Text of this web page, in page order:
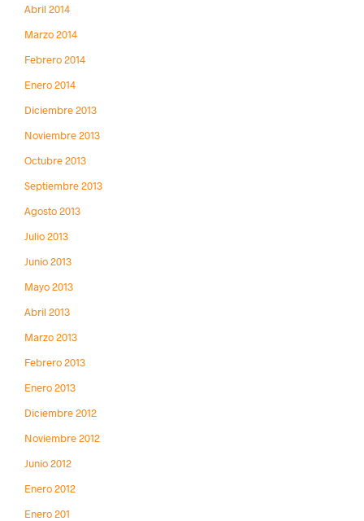
Abril 2014
Marzo 2014
Febrero 2014
Enero 2014
Diciembre 2013
Noviembre 2013
Octubre 2013
Septiembre 2013
Agosto 2013
Julio 2013
Junio 2013
Mayo 2013
Abril 2013
Marzo 2013
Febrero 2013
Enero 2013
Diciembre 2012
Noviembre 2012
Junio 2012
Enero 2012
Enero 201